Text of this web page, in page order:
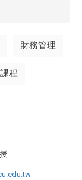
財務管理
程